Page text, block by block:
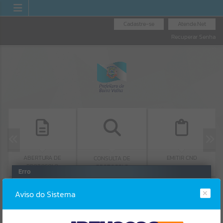
Atende.Net
Cadastre-se
Recuperar Senha
ABERTURA DE
PROTOCOLO
CONSULTA DE
PROTOCOLO
EMITIR CND
Aviso do Sistema
Erro
Gerenciamento do Sistema